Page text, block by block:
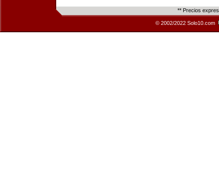
** Precios
© 2002/2022 Solo10.com